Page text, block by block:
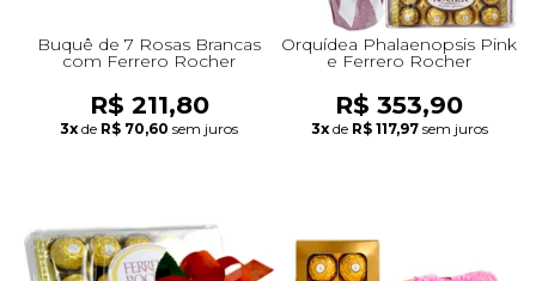
Buquê de 7 Rosas Brancas
com Ferrero Rocher
R$ 211,80
3x de R$ 70,60 sem juros
Orquídea Phalaenopsis Pink
e Ferrero Rocher
R$ 353,90
3x de R$ 117,97 sem juros